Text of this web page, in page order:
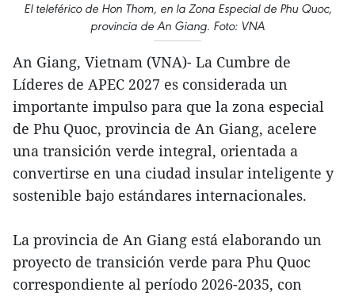
El teleférico de Hon Thom, en la Zona Especial de Phu Quoc,
provincia de An Giang. Foto: VNA
An Giang, Vietnam (VNA)- La Cumbre de
Líderes de APEC 2027 es considerada un
importante impulso para que la zona especial
de Phu Quoc, provincia de An Giang, acelere
una transición verde integral, orientada a
convertirse en una ciudad insular inteligente y
sostenible bajo estándares internacionales.
La provincia de An Giang está elaborando un
proyecto de transición verde para Phu Quoc
correspondiente al período 2026-2035, con